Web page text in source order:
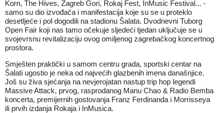
Korn, The Hives, Zagreb Gori, Rokaj Fest, InMusic Festival... -
samo su dio izvođača i manifestacija koje su se u proteklo
desetljeće i pol dogodili na stadionu Šalata. Dvodnevni Tuborg
Open Fair koji nas tamo očekuje sljedeći tjedan uključuje se u
svojevrsnu revitalizaciju ovog omiljenog zagrebačkog koncertnog
prostora.
Smješten praktički u samom centru grada, sportski centar na
Šalati ugostio je neka od najvećih glazbenih imena današnjice.
Još su živa sjećanja na nevjerojatan nastup trip hop legendi
Massive Attack, prvog, rasprodanog Manu Chao & Radio Bemba
koncerta, premijernih gostovanja Franz Ferdinanda i Morrisseya
ili prvih izdanja Rokaja i InMusica.